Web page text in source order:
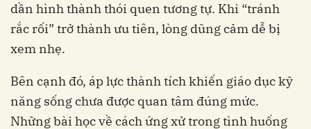
dần hình thành thói quen tương tự. Khi “tránh
rắc rối” trở thành ưu tiên, lòng dũng cảm dễ bị
xem nhẹ.
Bên cạnh đó, áp lực thành tích khiến giáo dục kỹ
năng sống chưa được quan tâm đúng mức.
Những bài học về cách ứng xử trong tình huống